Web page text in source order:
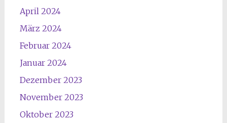
April 2024
März 2024
Februar 2024
Januar 2024
Dezember 2023
November 2023
Oktober 2023